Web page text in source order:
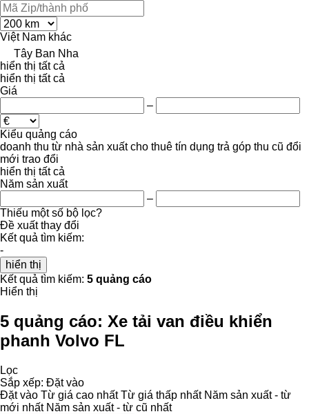
Việt Nam khác
Tây Ban Nha
hiển thị tất cả
hiển thị tất cả
Giá
–
Kiểu quảng cáo
doanh thu từ nhà sản xuất cho thuê tín dụng trả góp thu cũ đổi
mới trao đổi
hiển thị tất cả
Năm sản xuất
–
Thiếu một số bộ lọc?
Đề xuất thay đổi
Kết quả tìm kiếm:
-
hiển thị
Kết quả tìm kiếm: 5 quảng cáo
Hiển thị
5 quảng cáo: Xe tải van điều khiển
phanh Volvo FL
Lọc
Sắp xếp: Đặt vào
Đặt vào Từ giá cao nhất Từ giá thấp nhất Năm sản xuất - từ
mới nhất Năm sản xuất - từ cũ nhất